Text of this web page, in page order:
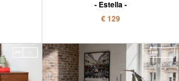
Estella
€ 129